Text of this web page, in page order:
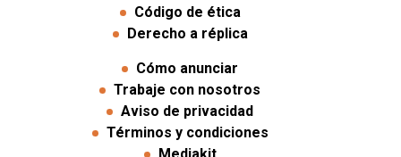
Código de ética
Derecho a réplica
Cómo anunciar
Trabaje con nosotros
Aviso de privacidad
Términos y condiciones